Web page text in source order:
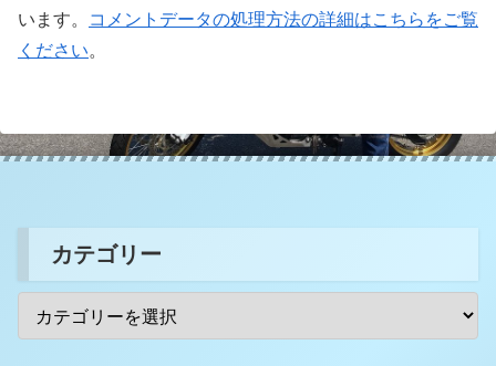
います。
コメントデータの処理方法の詳細はこちらをご覧
ください。
カテゴリー